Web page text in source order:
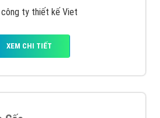
công ty thiết kế Viet
XEM CHI TIẾT